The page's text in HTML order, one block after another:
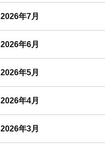
2026年7月
2026年6月
2026年5月
2026年4月
2026年3月